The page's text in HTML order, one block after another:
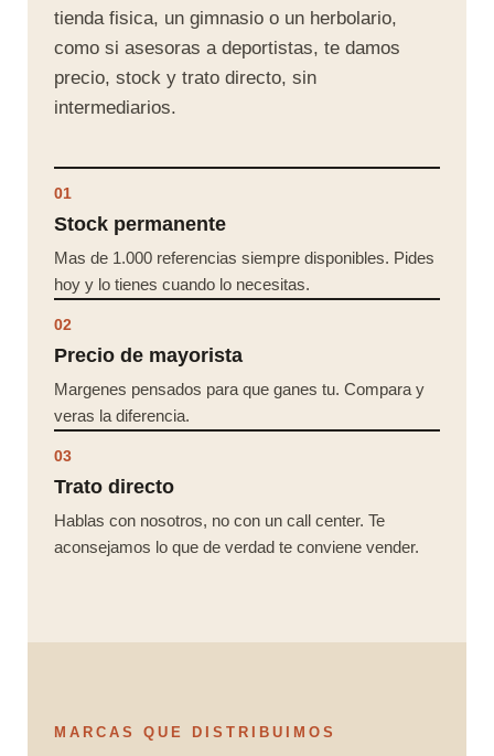
tienda fisica, un gimnasio o un herbolario,
como si asesoras a deportistas, te damos
precio, stock y trato directo, sin
intermediarios.
01
Stock permanente
Mas de 1.000 referencias siempre disponibles. Pides
hoy y lo tienes cuando lo necesitas.
02
Precio de mayorista
Margenes pensados para que ganes tu. Compara y
veras la diferencia.
03
Trato directo
Hablas con nosotros, no con un call center. Te
aconsejamos lo que de verdad te conviene vender.
MARCAS QUE DISTRIBUIMOS